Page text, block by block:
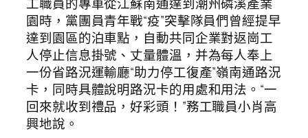
工職員的專車從江蘇南通達到潮州磷溪產業
園時，黨團員青年戰“疫”突擊隊員們曾經提早
達到園區的泊車點，自動共同企業對返崗工
人停止信息掛號、丈量體溫，并為每人奉上
一份省路況運輸廳“助力停工復產”嶺南通路況
卡，同時具體說明路況卡的用處和用法。“一
回來就收到禮品，好彩頭！”務工職員小肖高
興地說。